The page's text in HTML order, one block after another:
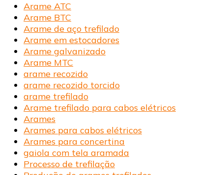
Arame ATC
Arame BTC
Arame de aço trefilado
Arame em estocadores
Arame galvanizado
Arame MTC
arame recozido
arame recozido torcido
arame trefilado
Arame trefilado para cabos elétricos
Arames
Arames para cabos elétricos
Arames para concertina
gaiola com tela aramada
Processo de trefilação